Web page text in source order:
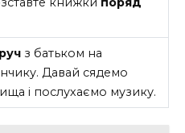
з батьком на
Давай сядемо
і послухаємо музику.